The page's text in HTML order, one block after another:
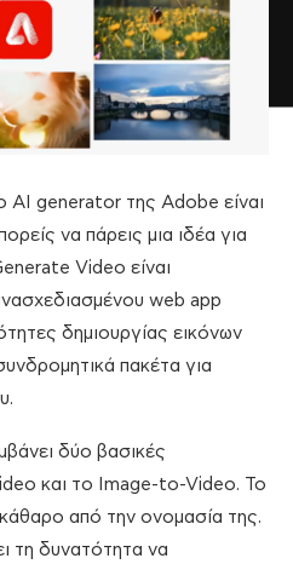
generator της Adobe είναι
να πάρεις μια ιδέα για
Video είναι
web app
δημιουργίας εικόνων
πακέτα για
δύο βασικές
και το Image-to-Video. Το
από την ονομασία της.
τη δυνατότητα να